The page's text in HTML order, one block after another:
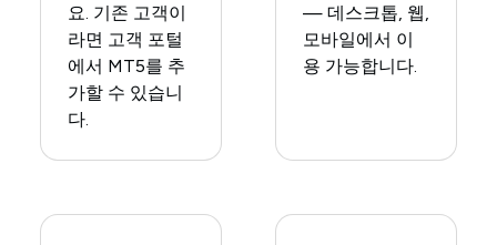
요.​ 기존 고객이
라면 고객 포털
에서 MT5를 추
가할 수 있습니
다.
— 데스크톱, 웹,
모바일에서 이
용 가능합니다.​